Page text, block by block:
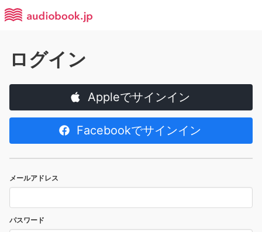
ログイン
Appleでサインイン
Facebookでサインイン
メールアドレス
パスワード